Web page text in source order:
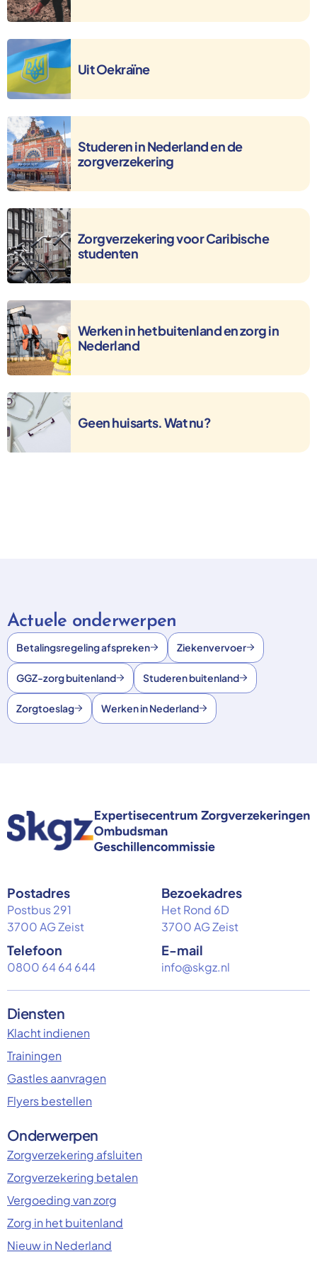
Uit Oekraïne
Uit Oekraïne
Studeren in Nederland en de zorgverzekering
Studeren in Nederland en de
zorgverzekering
Zorgverzekering voor Caribische studenten
Zorgverzekering voor Caribische
studenten
Werken in het buitenland en zorg in Nederland
Werken in het buitenland en zorg in
Nederland
Geen huisarts. Wat nu?
Geen huisarts. Wat nu?
Actuele onderwerpen
Betalingsregeling afspreken Ziekenvervoer
GGZ-zorg buitenland Studeren buitenland
Zorgtoeslag Werken in Nederland
Postadres
Postbus 291
3700 AG Zeist
Bezoekadres
Het Rond 6D
3700 AG Zeist
Telefoon
0800 64 64 644
E-mail
info@skgz.nl
Diensten
Klacht indienen
Trainingen
Gastles aanvragen
Flyers bestellen
Onderwerpen
Zorgverzekering afsluiten
Zorgverzekering betalen
Vergoeding van zorg
Zorg in het buitenland
Nieuw in Nederland